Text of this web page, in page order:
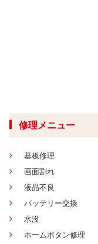
修理メニュー
基板修理
画面割れ
液晶不良
バッテリー交換
水没
ホームボタン修理